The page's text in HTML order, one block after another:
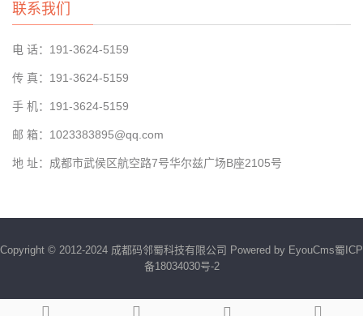
联系我们
电 话：191-3624-5159
传 真：191-3624-5159
手 机：191-3624-5159
邮 箱：1023383895@qq.com
地 址：成都市武侯区航空路7号华尔兹广场B座2105号
Copyright © 2012-2024 成都码邻蜀科技有限公司 Powered by EyouCms蜀ICP
备18034030号-2